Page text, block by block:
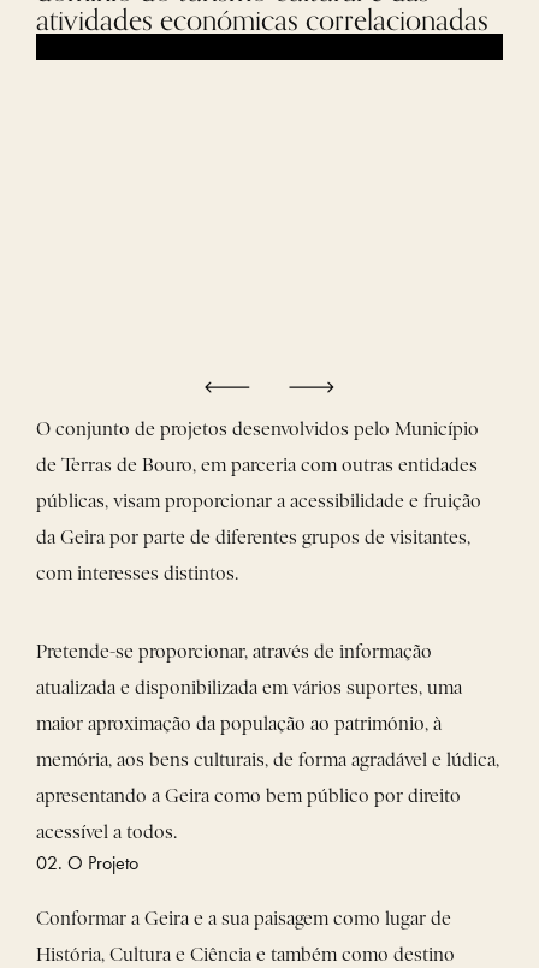
atividades económicas correlacionadas
O conjunto de projetos desenvolvidos pelo Município
de Terras de Bouro, em parceria com outras entidades
públicas, visam proporcionar a acessibilidade e fruição
da Geira por parte de diferentes grupos de visitantes,
com interesses distintos.
Pretende-se proporcionar, através de informação
atualizada e disponibilizada em vários suportes, uma
maior aproximação da população ao património, à
memória, aos bens culturais, de forma agradável e lúdica,
apresentando a Geira como bem público por direito
acessível a todos.
02. O Projeto
Conformar a Geira e a sua paisagem como lugar de
História, Cultura e Ciência e também como destino